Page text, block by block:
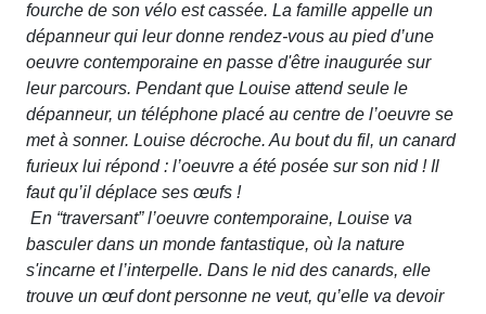
fourche de son vélo est cassée. La famille appelle un
dépanneur qui leur donne rendez-vous au pied d’une
oeuvre contemporaine en passe d'être inaugurée sur
leur parcours. Pendant que Louise attend seule le
dépanneur, un téléphone placé au centre de l’oeuvre se
met à sonner. Louise décroche. Au bout du fil, un canard
furieux lui répond : l’oeuvre a été posée sur son nid ! Il
faut qu’il déplace ses œufs !
En “traversant” l’oeuvre contemporaine, Louise va
basculer dans un monde fantastique, où la nature
s'incarne et l’interpelle. Dans le nid des canards, elle
trouve un œuf dont personne ne veut, qu’elle va devoir